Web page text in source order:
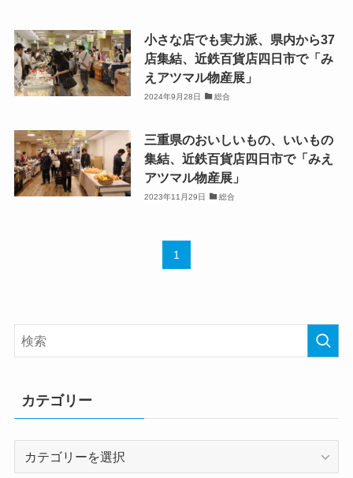
小さな店でも実力派、県内から37
店集結、近鉄百貨店四日市で「み
えアツマル物産展」
2024年9月28日 総合
三重県のおいしいもの、いいもの
集結、近鉄百貨店四日市で「みえ
アツマル物産展」
2023年11月29日 総合
1
カテゴリー